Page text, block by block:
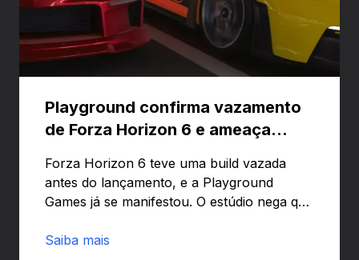
Playground confirma vazamento
de Forza Horizon 6 e ameaça
Forza Horizon 6 teve uma build vazada
antes do lançamento, e a Playground
Games já se manifestou. O estúdio nega que
preload e avisa que quem usar versões não
Saiba mais